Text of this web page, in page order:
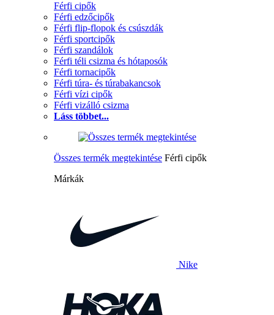
Férfi cipők
Férfi edzőcipők
Férfi flip-flopok és csúszdák
Férfi sportcipők
Férfi szandálok
Férfi téli csizma és hótaposók
Férfi tornacipők
Férfi túra- és túrabakancsok
Férfi vízi cipők
Férfi vizálló csizma
Láss többet...
Összes termék megtekintése Férfi cipők
Márkák
Nike